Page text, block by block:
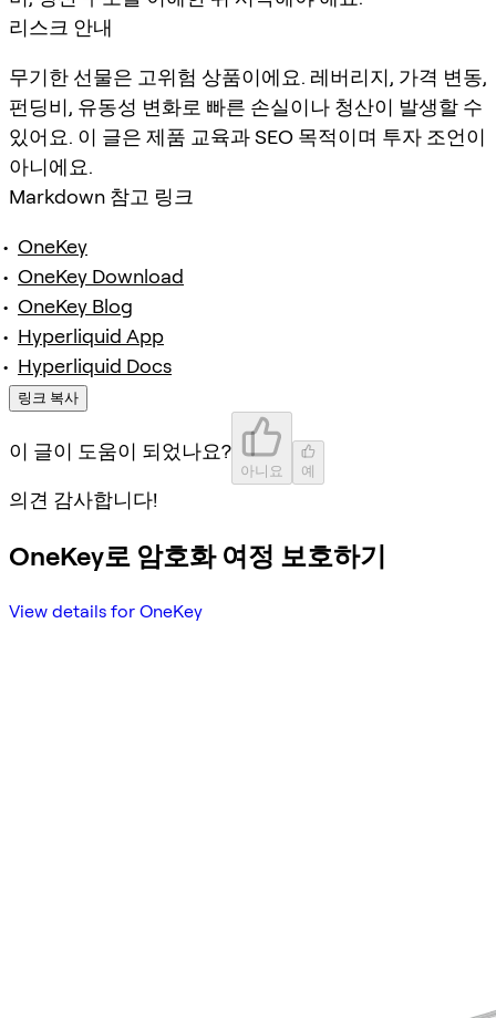
리스크 안내
무기한 선물은 고위험 상품이에요. 레버리지, 가격 변동,
펀딩비, 유동성 변화로 빠른 손실이나 청산이 발생할 수
있어요. 이 글은 제품 교육과 SEO 목적이며 투자 조언이
아니에요.
Markdown 참고 링크
OneKey
OneKey Download
OneKey Blog
Hyperliquid App
Hyperliquid Docs
링크 복사
이 글이 도움이 되었나요?
아니요 예
의견 감사합니다!
OneKey로 암호화 여정 보호하기
View details for OneKey